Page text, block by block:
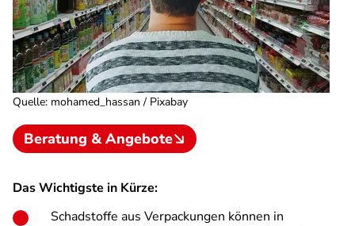
Quelle: mohamed_hassan / Pixabay
Beratung & Angebote
Das Wichtigste in Kürze:
Schadstoffe aus Verpackungen können in